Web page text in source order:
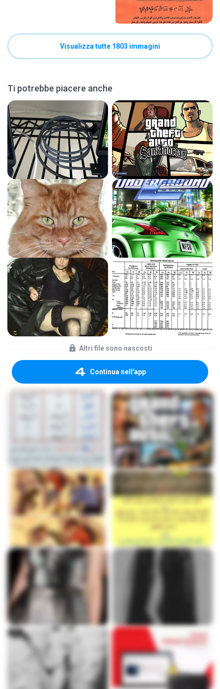
Visualizza tutte 1803 immagini
Ti potrebbe piacere anche
Altri file sono nascosti
Continua nell'app